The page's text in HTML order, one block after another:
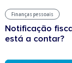
Finanças pessoais
Notificação
está a contar?